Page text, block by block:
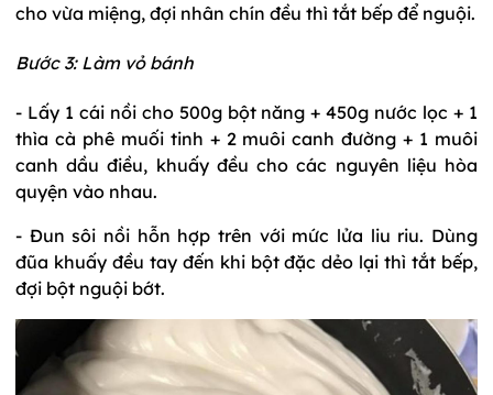
cho vừa miệng, đợi nhân chín đều thì tắt bếp để nguội.
Bước 3: Làm vỏ bánh
- Lấy 1 cái nồi cho 500g bột năng + 450g nước lọc + 1
thìa cà phê muối tinh + 2 muôi canh đường + 1 muôi
canh dầu điều, khuấy đều cho các nguyên liệu hòa
quyện vào nhau.
- Đun sôi nồi hỗn hợp trên với mức lửa liu riu. Dùng
đũa khuấy đều tay đến khi bột đặc dẻo lại thì tắt bếp,
đợi bột nguội bớt.